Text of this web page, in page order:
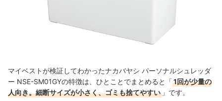
マイベストが検証してわかったナカバヤシ パーソナルシュレッダ
ー NSE-SM01GYの特徴は、ひとことでまとめると「1回が少量の
人向き。細断サイズが小さく、ゴミも捨てやすい 」です。